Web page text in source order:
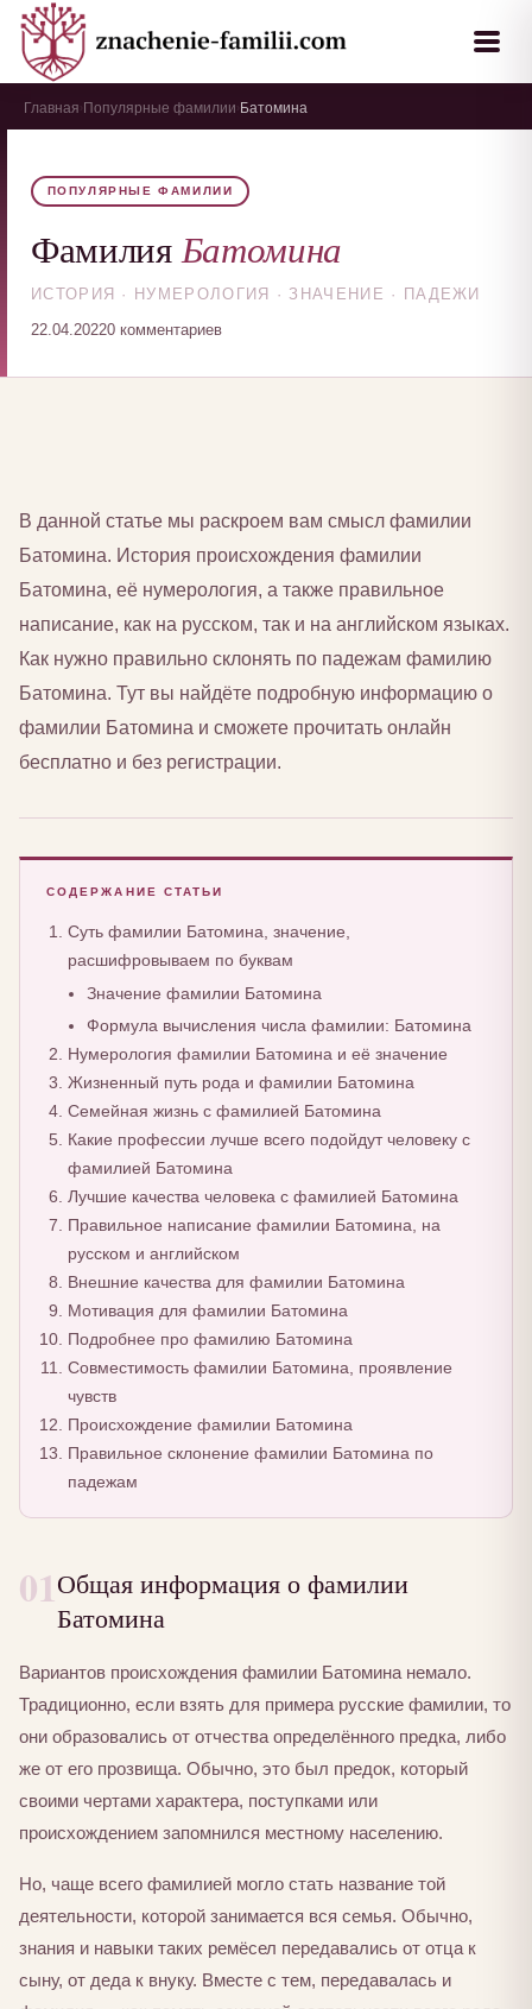
Главная Популярные фамилии Батомина
ПОПУЛЯРНЫЕ ФАМИЛИИ
ФамилияБатомина
ИСТОРИЯ · НУМЕРОЛОГИЯ · ЗНАЧЕНИЕ · ПАДЕЖИ
22.04.20220 комментариев
В данной статье мы раскроем вам смысл фамилии
Батомина. История происхождения фамилии
Батомина, её нумерология, а также правильное
написание, как на русском, так и на английском языках.
Как нужно правильно склонять по падежам фамилию
Батомина. Тут вы найдёте подробную информацию о
фамилии Батомина и сможете прочитать онлайн
бесплатно и без регистрации.
СОДЕРЖАНИЕ СТАТЬИ
Суть фамилии Батомина, значение,
расшифровываем по буквам
Значение фамилии Батомина
Формула вычисления числа фамилии: Батомина
Нумерология фамилии Батомина и её значение
Жизненный путь рода и фамилии Батомина
Семейная жизнь с фамилией Батомина
Какие профессии лучше всего подойдут человеку с
фамилией Батомина
Лучшие качества человека с фамилией Батомина
Правильное написание фамилии Батомина, на
русском и английском
Внешние качества для фамилии Батомина
Мотивация для фамилии Батомина
Подробнее про фамилию Батомина
Совместимость фамилии Батомина, проявление
чувств
Происхождение фамилии Батомина
Правильное склонение фамилии Батомина по
падежам
01Общая информация о фамилии
Батомина
Вариантов происхождения фамилии Батомина немало.
Традиционно, если взять для примера русские фамилии, то
они образовались от отчества определённого предка, либо
же от его прозвища. Обычно, это был предок, который
своими чертами характера, поступками или
происхождением запомнился местному населению.
Но, чаще всего фамилией могло стать название той
деятельности, которой занимается вся семья. Обычно,
знания и навыки таких ремёсел передавались от отца к
сыну, от деда к внуку. Вместе с тем, передавалась и